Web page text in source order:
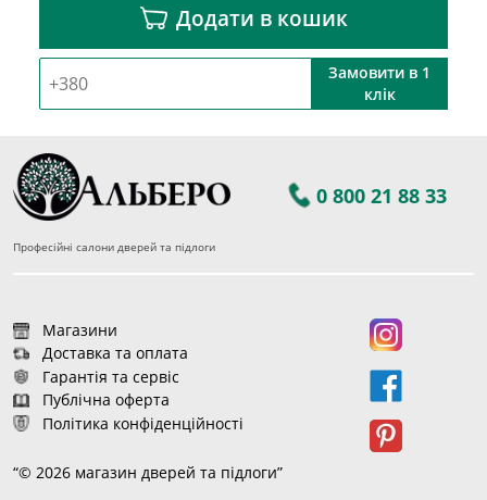
Додати в кошик
Замовити в 1
клік
0 800 21 88 33
Професійні салони дверей та підлоги
Магазини
Доставка та оплата
Гарантія та сервіс
Публічна оферта
Політика конфіденційності
“© 2026 магазин дверей та підлоги”